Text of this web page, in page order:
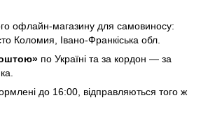
офлайн-магазину для самовиносу:
Коломия, Івано-Франкіська обл.
по Україні та за кордон — за
до 16:00, відправляються того ж